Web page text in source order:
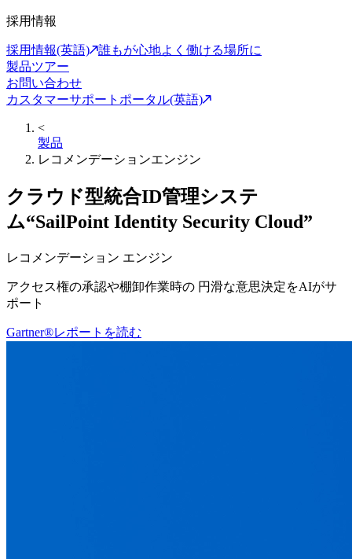
採用情報
採用情報(英語)
誰もが心地よく働ける場所に
製品ツアー
お問い合わせ
カスタマーサポートポータル(英語)
<
製品
レコメンデーションエンジン
クラウド型統合ID管理システ
ム“SailPoint Identity Security Cloud”
レコメンデーション エンジン
アクセス権の承認や棚卸作業時の 円滑な意思決定をAIがサ
ポート
Gartner®レポートを読む